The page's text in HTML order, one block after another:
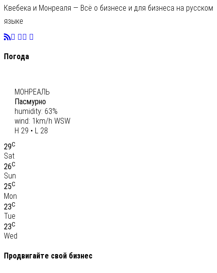
Квебека и Монреаля — Всё о бизнесе и для бизнеса на русском
языке
Погода
МОНРЕАЛЬ
Пасмурно
humidity: 63%
wind: 1km/h WSW
H 29 • L 28
29C
Sat
26C
Sun
25C
Mon
23C
Tue
23C
Wed
Продвигайте свой бизнес